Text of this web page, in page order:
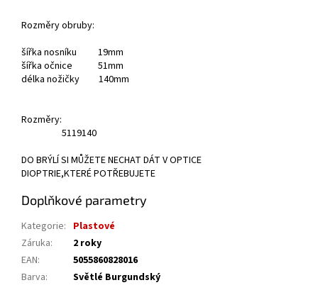
Rozměry obruby:
šířka nosníku 19mm
šířka očnice 51mm
délka nožičky 140mm
Rozměry:
5119140
DO BRÝLÍ SI MŮŽETE NECHAT DÁT V OPTICE
DIOPTRIE,KTERÉ POTŘEBUJETE
Doplňkové parametry
Kategorie: Plastové
Záruka:
2 roky
EAN:
5055860828016
Barva:
Světlé Burgundský